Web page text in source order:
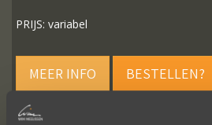
PRIJS: variabel
MEER INFO BESTELLEN?